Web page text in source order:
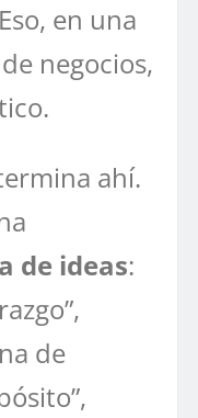
en una
negocios,
ahí.
de ideas:
de